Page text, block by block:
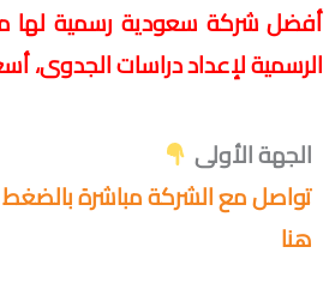
أفضل شركة سعودية رسمية لها
الرسمية لإعداد دراسات الجدوى،
الجهة الأولى
تواصل مع الشركة مباشرة بالضغط
هنا